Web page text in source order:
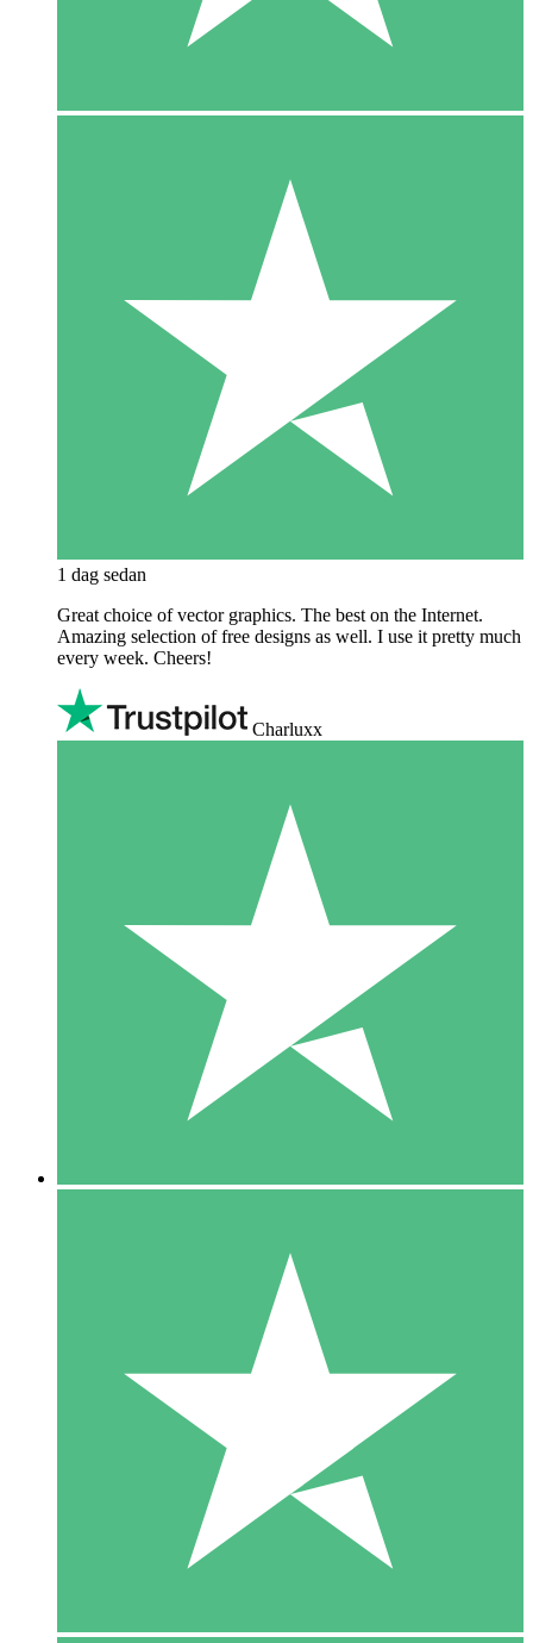
1 dag sedan
Great choice of vector graphics. The best on the Internet.
Amazing selection of free designs as well. I use it pretty much
every week. Cheers!
Charluxx